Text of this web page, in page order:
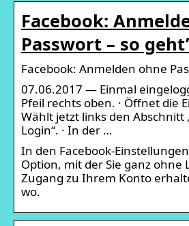
Facebook:
Passwort – so
Facebook: Anmelden ohne
07.06.2017 — Einmal
Pfeil rechts oben. · Öffnet die
Wählt jetzt links den Abschnitt
Login“. · In der …
In den Facebook-
Option, mit der Sie ganz ohne
Zugang zu Ihrem Konto
wo.